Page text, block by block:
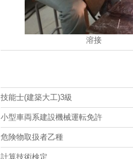
溶接
技能士(建築大工)3級
小型車両系建設機械運転免許
危険物取扱者乙種
計算技術検定